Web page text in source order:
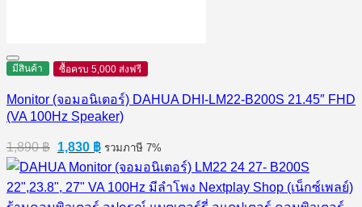
มีสินค้า ซื้อครบ 5,000 ส่งฟรี
Monitor (จอมอนิเตอร์) DAHUA DHI-LM22-B200S 21.45″ FHD
(VA 100Hz Speaker)
1,890฿ Original
price
was:
1,890 ฿.
1,830 ฿Current
price
is:
1,830 ฿.
รวมภาษี 7%